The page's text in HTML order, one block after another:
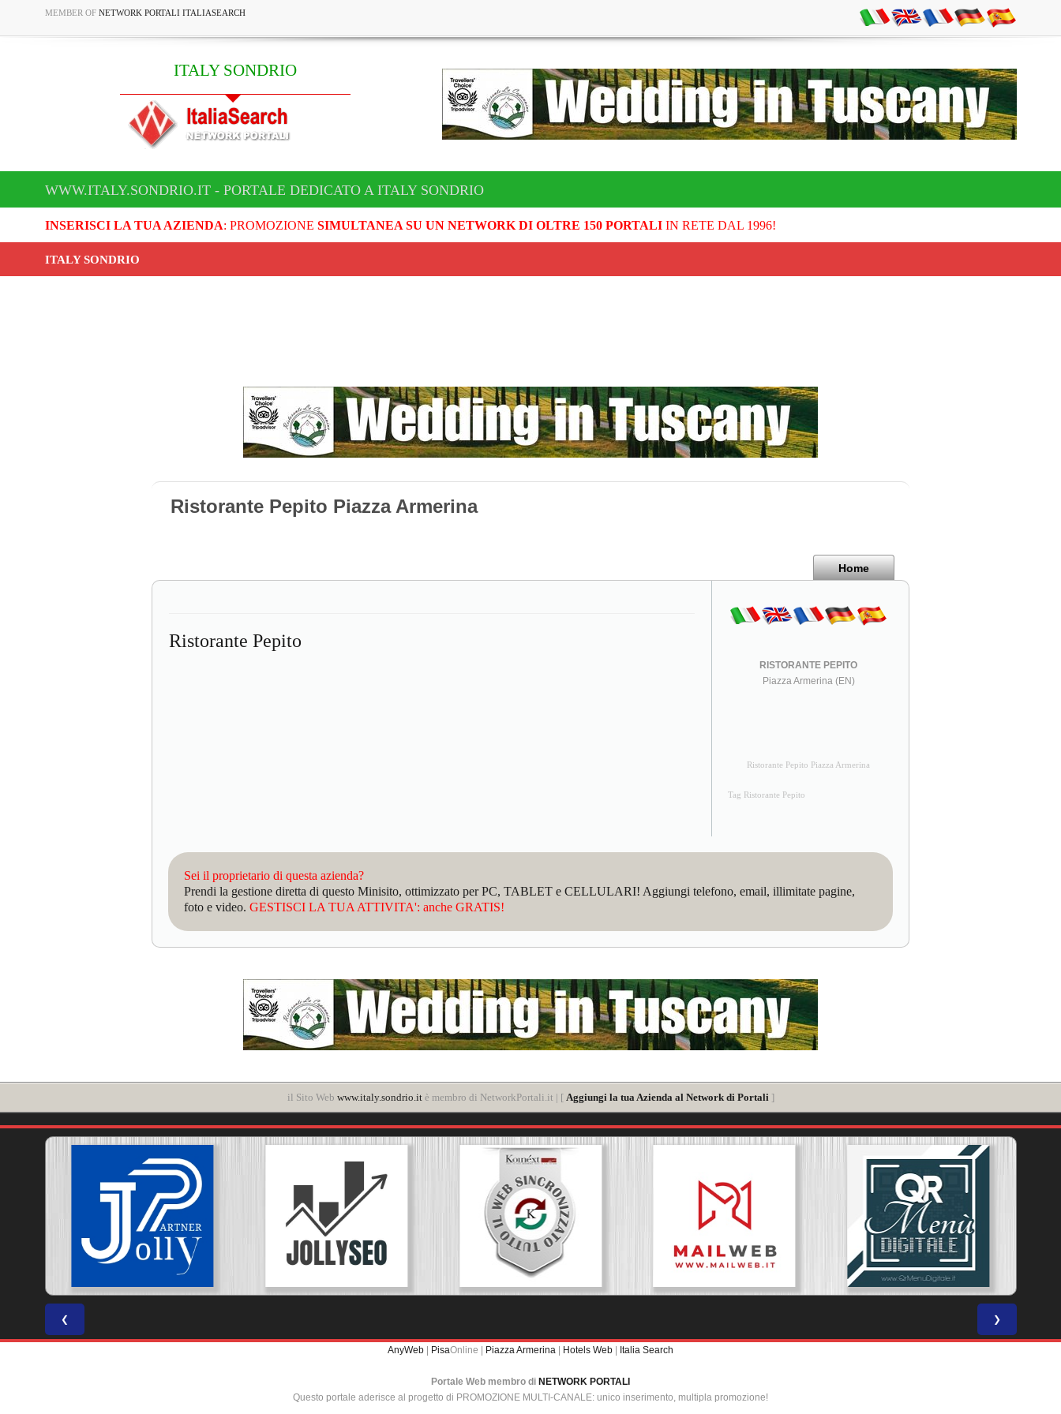
MEMBER OF NETWORK PORTALI ITALIASEARCH
ITALY SONDRIO
WWW.ITALY.SONDRIO.IT - PORTALE DEDICATO A ITALY SONDRIO
INSERISCI LA TUA AZIENDA: PROMOZIONE SIMULTANEA SU UN NETWORK DI OLTRE 150 PORTALIIN RETE DAL 1996!
ITALY SONDRIO
Ristorante Pepito Piazza Armerina
Home
Ristorante Pepito
RISTORANTE PEPITO
Piazza Armerina (EN)
Ristorante Pepito Piazza Armerina
Tag Ristorante Pepito
Sei il proprietario di questa azienda?
Prendi la gestione diretta di questo Minisito, ottimizzato per PC, TABLET e CELLULARI! Aggiungi telefono, email, illimitate pagine,
foto e video. GESTISCI LA TUA ATTIVITA': anche GRATIS!
il Sito Web www.italy.sondrio.itè membro di NetworkPortali.it | [ Aggiungi la tua Azienda al Network di Portali ]
❮ ❯
AnyWeb | PisaOnline | Piazza Armerina | Hotels Web | Italia Search
Portale Web membro di NETWORK PORTALI
Questo portale aderisce al progetto di PROMOZIONE MULTI-CANALE: unico inserimento, multipla promozione!